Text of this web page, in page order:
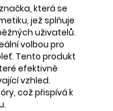
která se
jež splňuje
uživatelů.
volbou pro
Tento produkt
efektivně
vzhled.
což přispívá k